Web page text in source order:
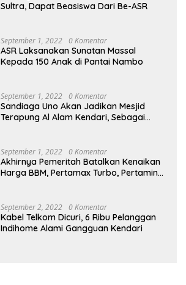
Sultra, Dapat Beasiswa Dari Be-ASR
September 1, 2022 0 Komentar
ASR Laksanakan Sunatan Massal
Kepada 150 Anak di Pantai Nambo
September 1, 2022 0 Komentar
Sandiaga Uno Akan Jadikan Mesjid
Terapung Al Alam Kendari, Sebagai
September 1, 2022 0 Komentar
Akhirnya Pemeritah Batalkan Kenaikan
Harga BBM, Pertamax Turbo, Pertamina
September 2, 2022 0 Komentar
Kabel Telkom Dicuri, 6 Ribu Pelanggan
Indihome Alami Gangguan Kendari